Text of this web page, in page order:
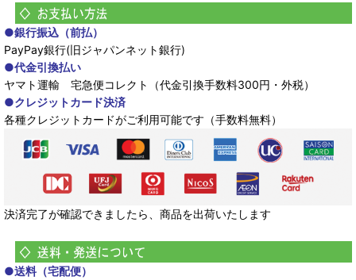
●銀行振込（前払）
PayPay銀行(旧ジャパンネット銀行)
●代金引換払い
ヤマト運輸 宅急便コレクト（代金引換手数料300円・外税）
●クレジットカード決済
各種クレジットカードがご利用可能です（手数料無料）
決済完了が確認できましたら、商品を出荷いたします
●送料（宅配便）